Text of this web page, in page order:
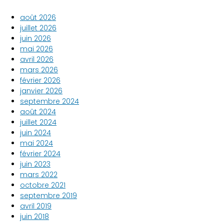
août 2026
juillet 2026
juin 2026
mai 2026
avril 2026
mars 2026
février 2026
janvier 2026
septembre 2024
août 2024
juillet 2024
juin 2024
mai 2024
février 2024
juin 2023
mars 2022
octobre 2021
septembre 2019
avril 2019
juin 2018